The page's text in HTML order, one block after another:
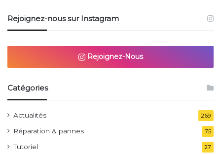
Rejoignez-nous sur Instagram
Rejoignez-Nous
Catégories
Actualités 269
Réparation & pannes 75
Tutoriel 27